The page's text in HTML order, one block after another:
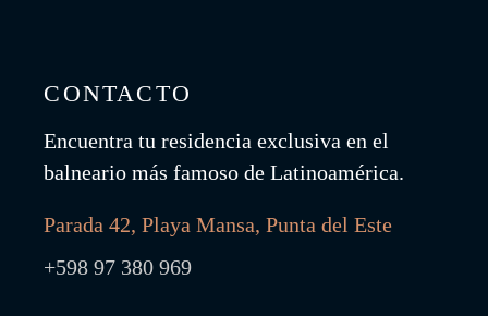
CONTACTO
Encuentra tu residencia exclusiva en el
balneario más famoso de Latinoamérica.
Parada 42, Playa Mansa, Punta del Este
+598 97 380 969